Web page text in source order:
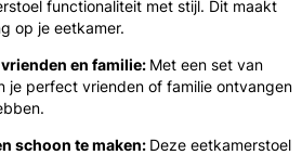
functionaliteit met stijl. Dit maakt
op je eetkamer.
en familie: Met een set van
je perfect vrienden of familie ontvangen
schoon te maken: Deze eetkamerstoel